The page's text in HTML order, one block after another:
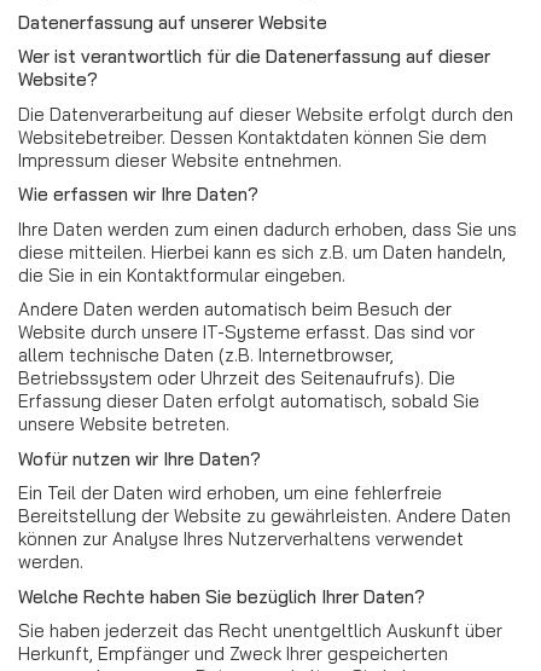
Datenerfassung auf unserer Website
Wer ist verantwortlich für die Datenerfassung auf dieser
Website?
Die Datenverarbeitung auf dieser Website erfolgt durch den
Websitebetreiber. Dessen Kontaktdaten können Sie dem
Impressum dieser Website entnehmen.
Wie erfassen wir Ihre Daten?
Ihre Daten werden zum einen dadurch erhoben, dass Sie uns
diese mitteilen. Hierbei kann es sich z.B. um Daten handeln,
die Sie in ein Kontaktformular eingeben.
Andere Daten werden automatisch beim Besuch der
Website durch unsere IT-Systeme erfasst. Das sind vor
allem technische Daten (z.B. Internetbrowser,
Betriebssystem oder Uhrzeit des Seitenaufrufs). Die
Erfassung dieser Daten erfolgt automatisch, sobald Sie
unsere Website betreten.
Wofür nutzen wir Ihre Daten?
Ein Teil der Daten wird erhoben, um eine fehlerfreie
Bereitstellung der Website zu gewährleisten. Andere Daten
können zur Analyse Ihres Nutzerverhaltens verwendet
werden.
Welche Rechte haben Sie bezüglich Ihrer Daten?
Sie haben jederzeit das Recht unentgeltlich Auskunft über
Herkunft, Empfänger und Zweck Ihrer gespeicherten